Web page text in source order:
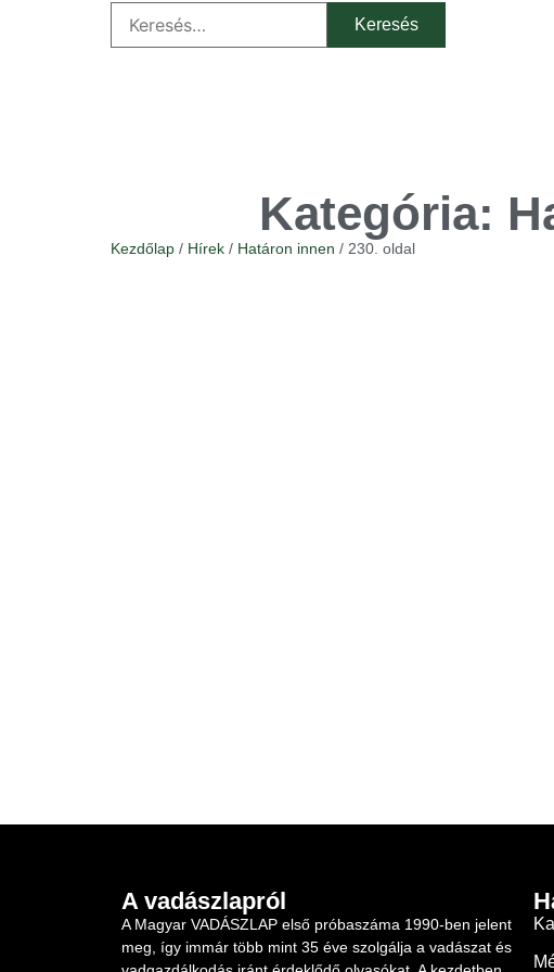
Kategória:
Kezdőlap / Hírek / Határon innen / 230. oldal
A vadászlapról
A Magyar VADÁSZLAP első próbaszáma 1990-ben jelent
meg, így immár több mint 35 éve szolgálja a vadászat és